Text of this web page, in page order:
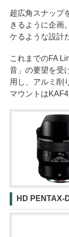
超広角スナップ
きるように企画
ケるような設計
これまでのFA
音」の要望を受
用し、アルミ削
マウントはKAF4
HD PENTAX-